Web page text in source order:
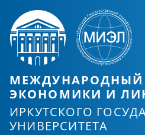
МЕЖДУНАРОДНЫЙ
ЭКОНОМИКИ И
ИРКУТСКОГО
УНИВЕРСИТЕТА